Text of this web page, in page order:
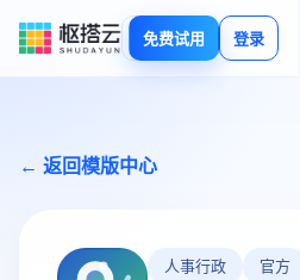
免费试用 登录
← 返回模版中心
人事行政 官方